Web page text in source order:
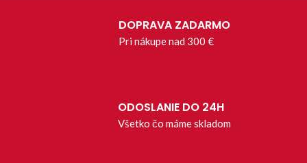
DOPRAVA ZADARMO
Pri nákupe nad 300 €
ODOSLANIE DO 24H
Všetko čo máme skladom